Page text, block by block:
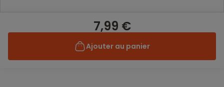
7,99 €
Ajouter au panier